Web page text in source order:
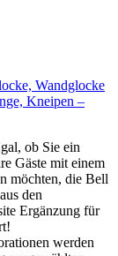
Wandglocke
Kneipen –
ob Sie ein
Gäste mit einem
möchten, die Bell
den
Ergänzung für
werden